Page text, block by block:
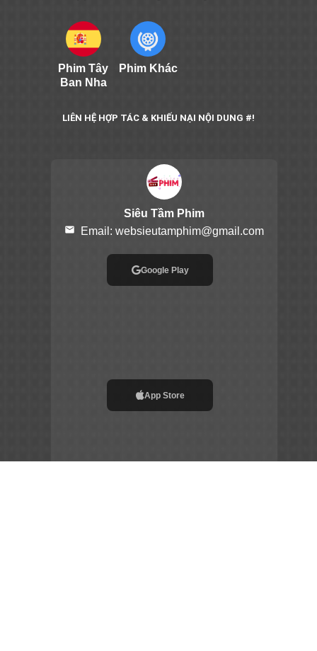
Phim Tây
Ban Nha
Phim Khác
LIÊN HỆ HỢP TÁC & KHIẾU NẠI NỘI DUNG #!
Siêu Tầm Phim
email Email: websieutamphim@gmail.com
Google Play
App Store